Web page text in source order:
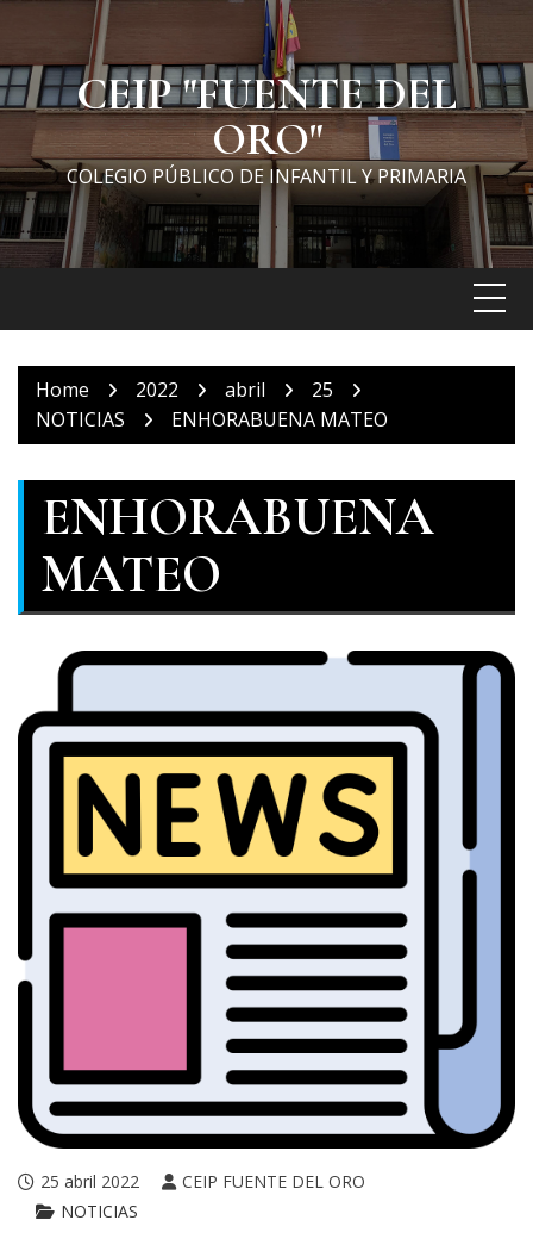
content CEIP "FUENTE DEL
ORO"
COLEGIO PÚBLICO DE INFANTIL Y PRIMARIA
Home 2022 abril
25
NOTICIAS
ENHORABUENA MATEO
ENHORABUENA
MATEO
25 abril 2022
CEIP FUENTE DEL ORO
NOTICIAS